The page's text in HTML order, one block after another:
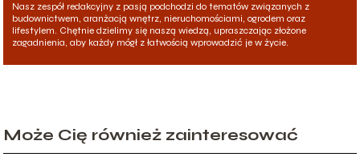
Nasz zespół redakcyjny z pasją podchodzi do tematów związanych z
budownictwem, aranżacją wnętrz, nieruchomościami, ogrodem oraz
lifestylem. Chętnie dzielimy się naszą wiedzą, upraszczając złożone
zagadnienia, aby każdy mógł z łatwością wprowadzić je w życie.
Może Cię również zainteresować